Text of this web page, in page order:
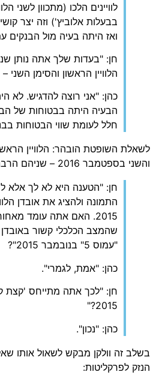
לוויינים הלכו (מתכוון לשני
בבעלות אלוביץ') וזה יצר
ואז היתה בעיה מול הבנקים
חן: "בעדות שלך אתה נותן
הלוויין הראשון והסימן השני –
כהן: "אני רוצה להדגיש. לא
הבעיה היתה בבטוחות של
חלל לעומת שווי הבטוחות
והשני בספטמבר 2016 – שניהם הרבה אחרי מיזוג בזק-יס.
חן: "הטענה היא לא לך אלא
התמונה ולהציג את אובדן
2015. האם אתה עומד
שהמצב הכלכלי קשור באובדן
"עמוס 5" בנובמבר 2015"?
כהן: "אמת, לגמרי".
חן: "לכך אתה מתייחס 'קצת
2015?"
כהן: "נכון".
בשלב זה וולקן מבקש לשאול אותו
הנזק לפרקליטות: